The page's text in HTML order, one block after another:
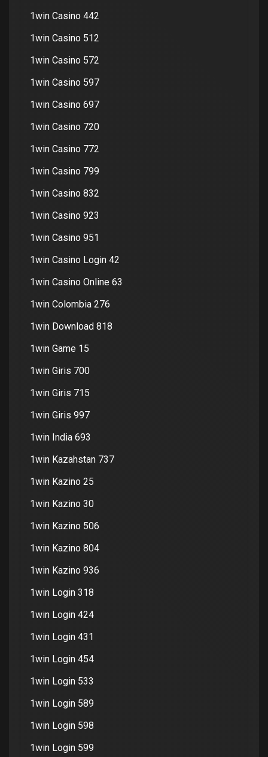
1win Casino 442
1win Casino 512
1win Casino 572
1win Casino 597
1win Casino 697
1win Casino 720
1win Casino 772
1win Casino 799
1win Casino 832
1win Casino 923
1win Casino 951
1win Casino Login 42
1win Casino Online 63
1win Colombia 276
1win Download 818
1win Game 15
1win Giris 700
1win Giris 715
1win Giris 997
1win India 693
1win Kazahstan 737
1win Kazino 25
1win Kazino 30
1win Kazino 506
1win Kazino 804
1win Kazino 936
1win Login 318
1win Login 424
1win Login 431
1win Login 454
1win Login 533
1win Login 589
1win Login 598
1win Login 599